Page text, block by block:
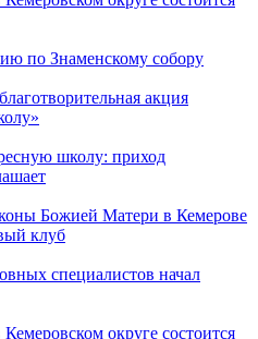
по Знаменскому собору
акция
школу: приход
Божией Матери в Кемерове
клуб
специалистов начал
округе состоится